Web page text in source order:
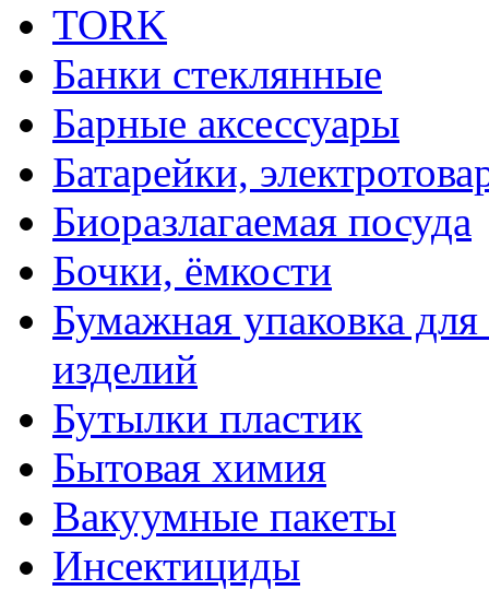
TORK
Банки стеклянные
Барные аксессуары
Батарейки,
Биоразлагаемая посуда
Бочки, ёмкости
Бумажная упаковка
изделий
Бутылки пластик
Бытовая химия
Вакуумные пакеты
Инсектициды